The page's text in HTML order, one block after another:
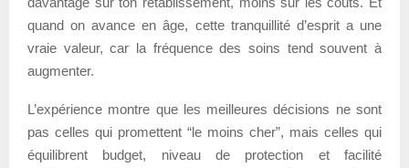
quand on avance en âge, cette tranquillité d’esprit a une
vraie valeur, car la fréquence des soins tend souvent à
augmenter.
L’expérience montre que les meilleures décisions ne sont
pas celles qui promettent “le moins cher”, mais celles qui
équilibrent budget, niveau de protection et facilité